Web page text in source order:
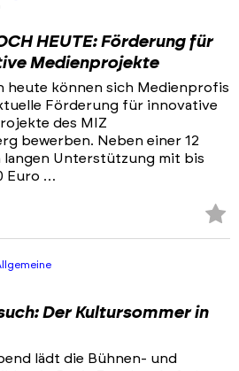
HEUTE: Förderung für
Medienprojekte
heute können sich Medienprofis
Förderung für innovative
des MIZ
bewerben. Neben einer 12
langen Unterstützung mit bis
Euro …
Der Kultursommer in
lädt die Bühnen- und